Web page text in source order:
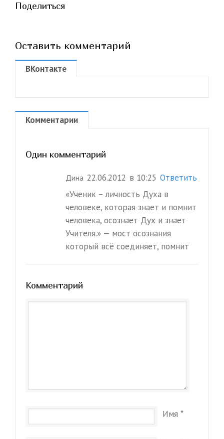
Поделиться
Оставить комментарий
ВКонтакте
Комментарии
Один комментарий
Дина 22.06.2012 в 10:25 Ответить
«Ученик – личность Духа в
человеке, которая знает и помнит
человека, осознает Дух и знает
Учителя.» — мост осознания
который всё соединяет, помнит
Комментарий
Имя *